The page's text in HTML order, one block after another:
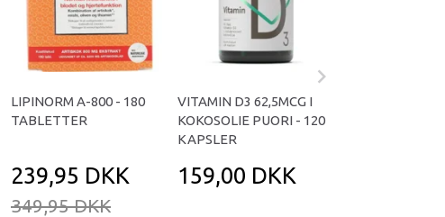
LIPINORM A-800 - 180
TABLETTER
239,95 DKK
349,95 DKK
VITAMIN D3 62,5MCG I
KOKOSOLIE PUORI - 120
KAPSLER
159,00 DKK